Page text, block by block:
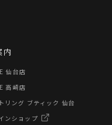
内
仙台店
高崎店
リング ブティック 仙台
ンショップ